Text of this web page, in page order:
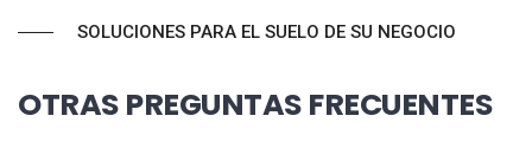
SOLUCIONES PARA EL SUELO DE SU NEGOCIO
OTRAS PREGUNTAS FRECUENTES